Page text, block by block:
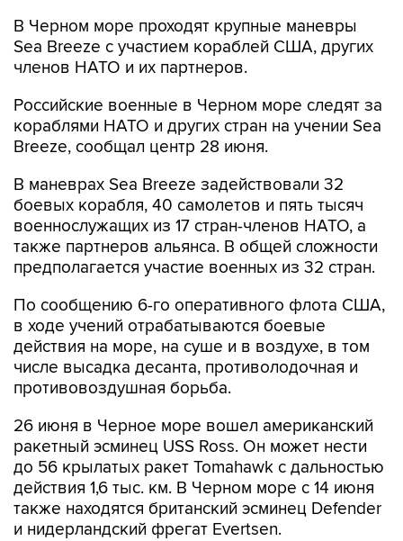
В Черном море проходят крупные маневры
Sea Breeze с участием кораблей США, других
членов НАТО и их партнеров.
Российские военные в Черном море следят за
кораблями НАТО и других стран на учении Sea
Breeze, сообщал центр 28 июня.
В маневрах Sea Breeze задействовали 32
боевых корабля, 40 самолетов и пять тысяч
военнослужащих из 17 стран-членов НАТО, а
также партнеров альянса. В общей сложности
предполагается участие военных из 32 стран.
По сообщению 6-го оперативного флота США,
в ходе учений отрабатываются боевые
действия на море, на суше и в воздухе, в том
числе высадка десанта, противолодочная и
противовоздушная борьба.
26 июня в Черное море вошел американский
ракетный эсминец USS Ross. Он может нести
до 56 крылатых ракет Tomahawk с дальностью
действия 1,6 тыс. км. В Черном море с 14 июня
также находятся британский эсминец Defender
и нидерландский фрегат Evertsen.